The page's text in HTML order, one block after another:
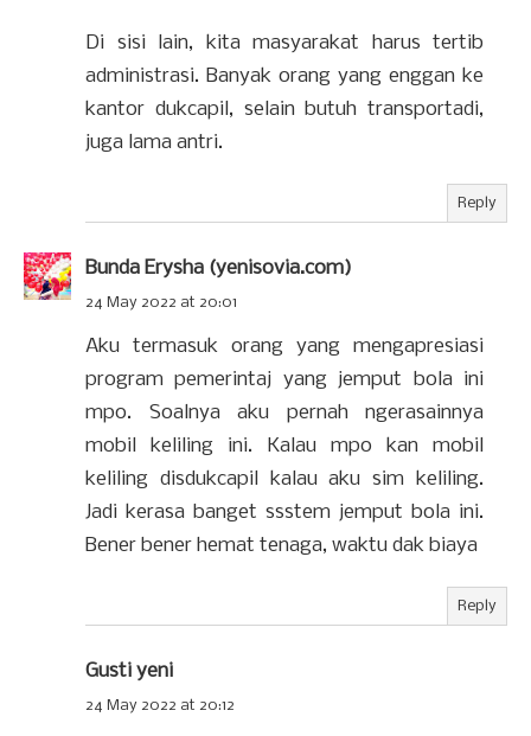
Di sisi lain, kita masyarakat harus tertib
administrasi. Banyak orang yang enggan ke
kantor dukcapil, selain butuh transportadi,
juga lama antri.
Reply
Bunda Erysha (yenisovia.com)
24 May 2022 at 20:01
Aku termasuk orang yang mengapresiasi
program pemerintaj yang jemput bola ini
mpo. Soalnya aku pernah ngerasainnya
mobil keliling ini. Kalau mpo kan mobil
keliling disdukcapil kalau aku sim keliling.
Jadi kerasa banget ssstem jemput bola ini.
Bener bener hemat tenaga, waktu dak biaya
Reply
Gusti yeni
24 May 2022 at 20:12